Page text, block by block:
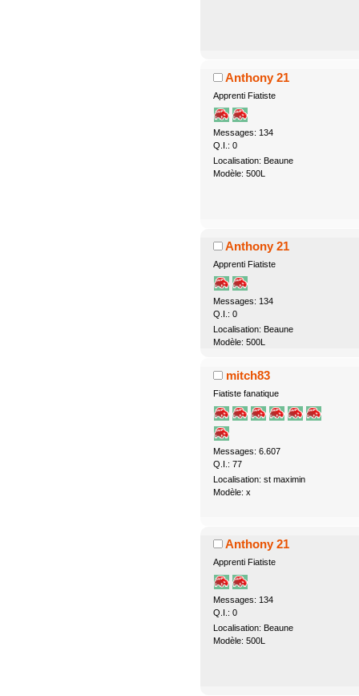
Anthony 21
Apprenti Fiatiste
Messages: 134
Q.I.: 0
Localisation: Beaune
Modèle: 500L
Anthony 21
Apprenti Fiatiste
Messages: 134
Q.I.: 0
Localisation: Beaune
Modèle: 500L
mitch83
Fiatiste fanatique
Messages: 6.607
Q.I.: 77
Localisation: st maximin
Modèle: x
Anthony 21
Apprenti Fiatiste
Messages: 134
Q.I.: 0
Localisation: Beaune
Modèle: 500L